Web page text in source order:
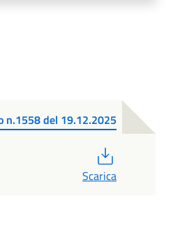
n.1558 del 19.12.2025
Scarica